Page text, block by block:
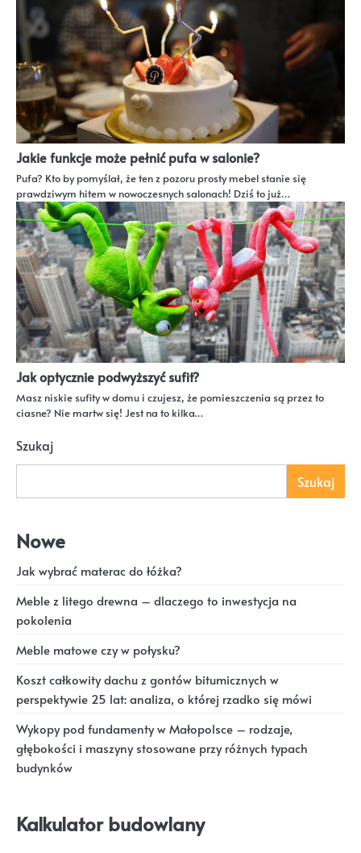
Jakie funkcje może pełnić pufa w salonie?
Pufa? Kto by pomyślał, że ten z pozoru prosty mebel stanie się
prawdziwym hitem w nowoczesnych salonach! Dziś to już…
Jak optycznie podwyższyć sufit?
Masz niskie sufity w domu i czujesz, że pomieszczenia są przez to
ciasne? Nie martw się! Jest na to kilka…
Szukaj
Szukaj
Nowe
Jak wybrać materac do łóżka?
Meble z litego drewna – dlaczego to inwestycja na
pokolenia
Meble matowe czy w połysku?
Koszt całkowity dachu z gontów bitumicznych w
perspektywie 25 lat: analiza, o której rzadko się mówi
Wykopy pod fundamenty w Małopolsce – rodzaje,
głębokości i maszyny stosowane przy różnych typach
budynków
Kalkulator budowlany